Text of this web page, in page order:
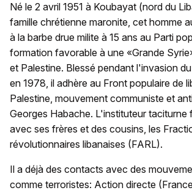
Né le 2 avril 1951 à Koubayat (nord du
famille chrétienne maronite, cet homme
à la barbe drue milite à 15 ans au Parti
formation favorable à une «Grande
et Palestine. Blessé pendant l'invasion
en 1978, il adhère au Front populaire de
Palestine, mouvement communiste et
Georges Habache. L'instituteur taciturne
avec ses frères et des cousins, les
révolutionnaires libanaises (FARL).
Il a déjà des contacts avec des
comme terroristes: Action directe